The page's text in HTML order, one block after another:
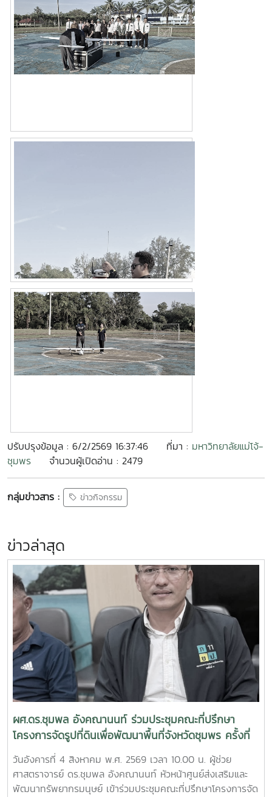
ปรับปรุงข้อมูล : 6/2/2569 16:37:46 ที่มา : มหาวิทยาลัยแม่โจ้-
ชุมพร
จำนวนผู้เปิดอ่าน : 2479
กลุ่มข่าวสาร : ข่าวกิจกรรม
ข่าวล่าสุด
ผศ.ดร.ชุมพล อังคณานนท์ ร่วมประชุมคณะที่ปรึกษา
โครงการจัดรูปที่ดินเพื่อพัฒนาพื้นที่จังหวัดชุมพร ครั้งที่
2/2569
วันอังคารที่ 4 สิงหาคม พ.ศ. 2569 เวลา 10.00 น. ผู้ช่วย
ศาสตราจารย์ ดร.ชุมพล อังคณานนท์ หัวหน้าศูนย์ส่งเสริมและ
พัฒนาทรัพยากรมนุษย์ เข้าร่วมประชุมคณะที่ปรึกษาโครงการจัด